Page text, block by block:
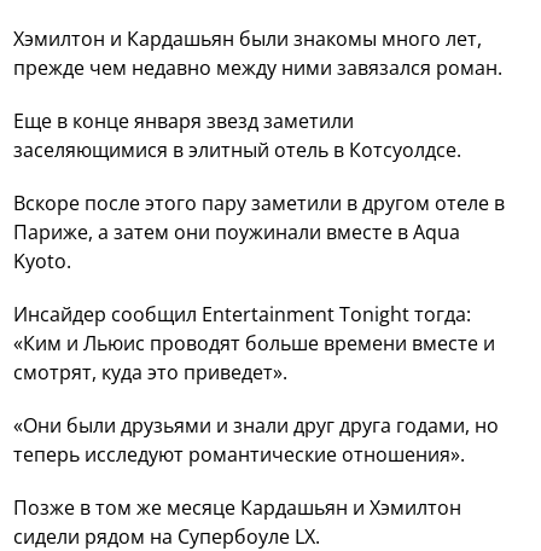
Хэмилтон и Кардашьян были знакомы много лет,
прежде чем недавно между ними завязался роман.
Еще в конце января звезд заметили
заселяющимися в элитный отель в Котсуолдсе.
Вскоре после этого пару заметили в другом отеле в
Париже, а затем они поужинали вместе в Aqua
Kyoto.
Инсайдер сообщил Entertainment Tonight тогда:
«Ким и Льюис проводят больше времени вместе и
смотрят, куда это приведет».
«Они были друзьями и знали друг друга годами, но
теперь исследуют романтические отношения».
Позже в том же месяце Кардашьян и Хэмилтон
сидели рядом на Супербоуле LX.